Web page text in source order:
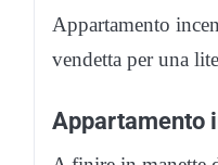
Appartamento
vendetta per una
Appartamento